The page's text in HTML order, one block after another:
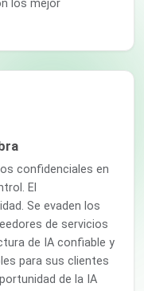
los mejor
confidenciales en
El
Se evaden los
de servicios
de IA confiable y
para sus clientes
de la IA